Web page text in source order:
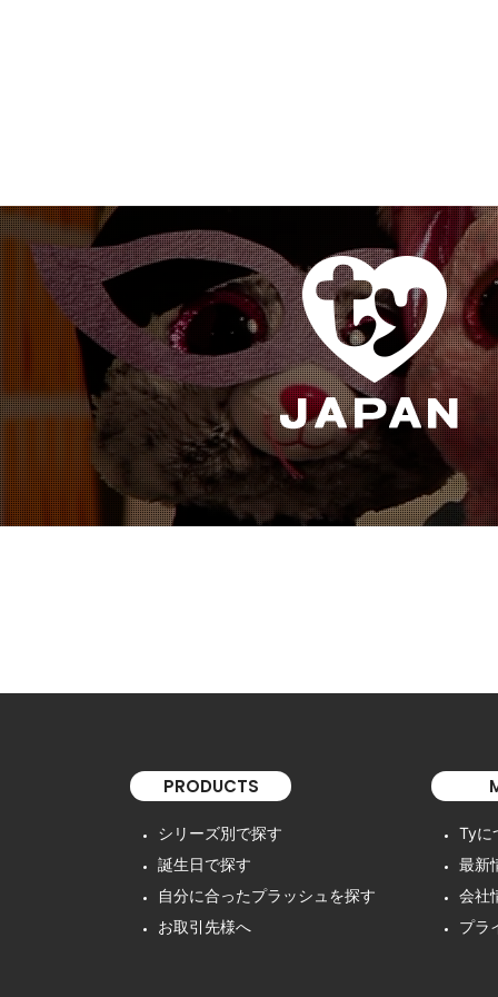
PRODUCTS
シリーズ別で探す
誕生日で探す
自分に合ったプラッシュを探す
お取引先様へ
Tyに
最新
会社
プラ